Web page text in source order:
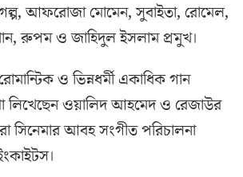
আফরোজা মোমেন, সুবাইতা, রোমেল,
রুপম ও জাহিদুল ইসলাম প্রমুখ।
ও ভিন্নধর্মী একাধিক গান
লিখেছেন ওয়ালিদ আহমেদ ও রেজাউর
সিনেমার আবহ সংগীত পরিচালনা